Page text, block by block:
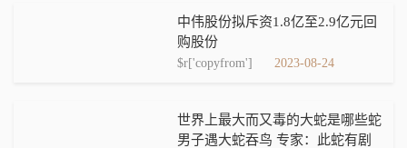
中伟股份拟斥资1.8亿至2.9亿元回
购股份
$r['copyfrom'] 2023-08-24
世界上最大而又毒的大蛇是哪些蛇
男子遇大蛇吞鸟 专家：此蛇有剧